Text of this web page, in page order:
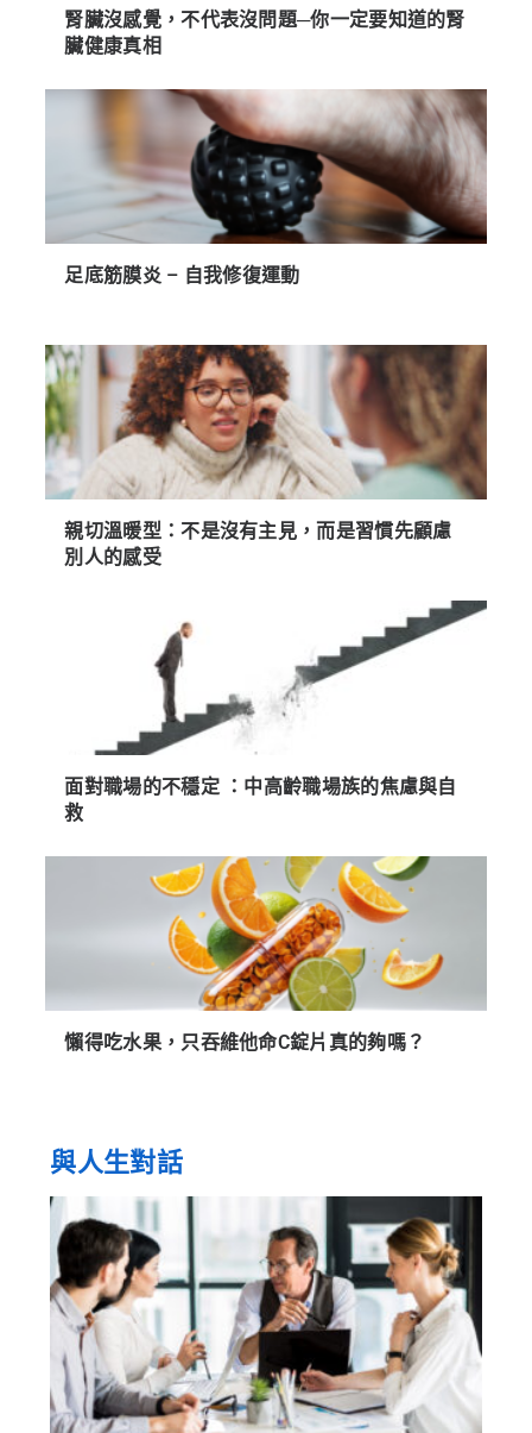
腎臟沒感覺，不代表沒問題─你一定要知道的腎
臟健康真相
足底筋膜炎 – 自我修復運動
親切溫暖型：不是沒有主見，而是習慣先顧慮
別人的感受
面對職場的不穩定 ：中高齡職場族的焦慮與自
救
懶得吃水果，只吞維他命C錠片真的夠嗎？
與人生對話